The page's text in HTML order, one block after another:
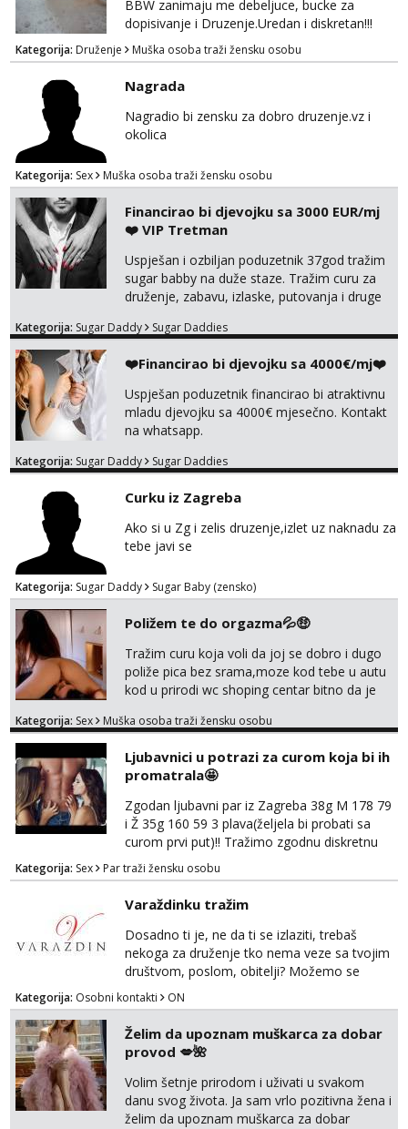
me tamo, cekam te!
BBW zanimaju me debeljuce, bucke za
dopisivanje i Druzenje.Uredan i diskretan!!!
Kategorija: Druženje Muška osoba traži žensku osobu
Nagrada
Nagradio bi zensku za dobro druzenje.vz i
okolica
Kategorija: Sex Muška osoba traži žensku osobu
Financirao bi djevojku sa 3000 EUR/mj
❤️ VIP Tretman
Uspješan i ozbiljan poduzetnik 37god tražim
sugar babby na duže staze. Tražim curu za
druženje, zabavu, izlaske, putovanja i druge
otvorena, komunikativna, zgodna i atraktivna
markodalic37@gmail.com
Kategorija: Sugar Daddy Sugar Daddies
❤️Financirao bi djevojku sa 4000€/mj❤️
Uspješan poduzetnik financirao bi atraktivnu
mladu djevojku sa 4000€ mjesečno. Kontakt
na whatsapp.
Kategorija: Sugar Daddy Sugar Daddies
Curku iz Zagreba
Ako si u Zg i zelis druzenje,izlet uz naknadu za
tebe javi se
Kategorija: Sugar Daddy Sugar Baby (zensko)
Poližem te do orgazma💦🤑
Tražim curu koja voli da joj se dobro i dugo
poliže pica bez srama,moze kod tebe u autu
kod u prirodi wc shoping centar bitno da je
jer nisam solo. Zgodan sam i diskretan,sliku
za brz dogovor Kontakt 0958759047
Kategorija: Sex Muška osoba traži žensku osobu
Ljubavnici u potrazi za curom koja bi ih
promatrala🤩
Zgodan ljubavni par iz Zagreba 38g M 178 79
i Ž 35g 160 59 3 plava(željela bi probati sa
curom prvi put)!! Tražimo zgodnu diskretnu
curu koja bi nas promatrala dok imamo
žestok odnos. Može se pridruziti ali i ne
mora.Bitno da uzivamo diskretno anonimno
bez upoznavanja puno.Sliku mozemo
razmjeniti,ali najbolje uzivo se upoznati. Na
goo smo do 15.8 poslije tog mozemo se
druziti,javi se na mail il...
Kategorija: Sex Par traži žensku osobu
Varaždinku tražim
Dosadno ti je, ne da ti se izlaziti, trebaš
nekoga za druženje tko nema veze sa tvojim
društvom, poslom, obitelji? Možemo se
podružiti i zabaviti na razne načine. Makni se
od svakodnevice samnom. Javi se na
Whatsapp. Samo Varaždin i okolica.
Kategorija: Osobni kontakti ON
Želim da upoznam muškarca za dobar
provod 💋🌺
Volim šetnje prirodom i uživati u svakom
danu svog života. Ja sam vrlo pozitivna žena i
želim da upoznam muškarca za dobar